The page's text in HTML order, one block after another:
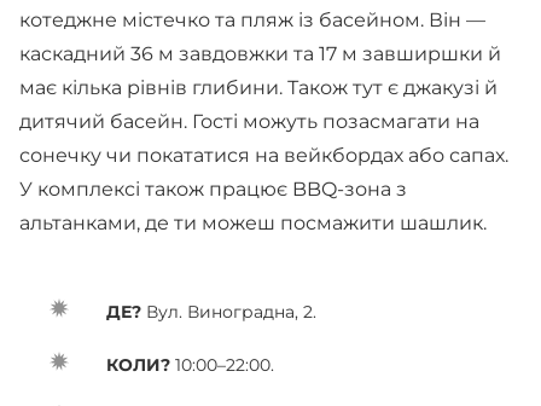
котеджне містечко та пляж із басейном. Він —
каскадний 36 м завдовжки та 17 м завширшки й
має кілька рівнів глибини. Також тут є джакузі й
дитячий басейн. Гості можуть позасмагати на
сонечку чи покататися на вейкбордах або сапах.
У комплексі також працює BBQ-зона з
альтанками, де ти можеш посмажити шашлик.
ДЕ? Вул. Виноградна, 2.
КОЛИ? 10:00–22:00.